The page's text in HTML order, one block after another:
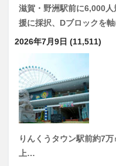
滋賀・野洲駅前に6,000
援に採択、Dブロックを
2026年7月9日 (11,511)
りんくうタウン駅前約7
上…